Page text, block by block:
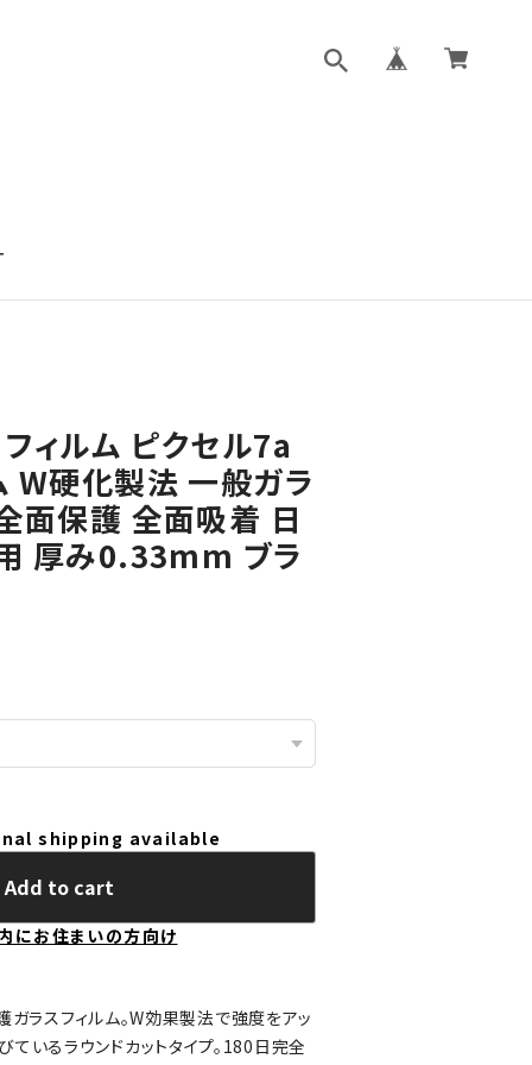
ィルム ピクセル7a
W硬化製法 一般ガラ
面保護 全面吸着 日
厚み0.33mm ブラ
shipping available
Add to cart
にお住まいの方向け
ラスフィルム。W効果製法で強度をアッ
ているラウンドカットタイプ。180日完全